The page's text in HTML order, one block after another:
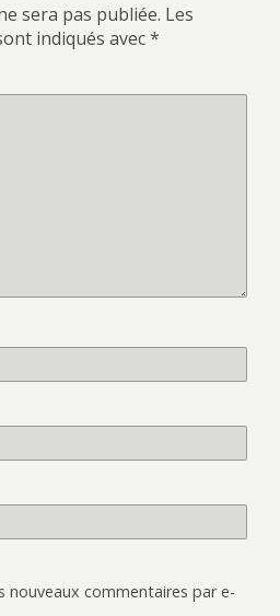
sera pas publiée. Les
indiqués avec*
nouveaux commentaires par e-